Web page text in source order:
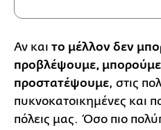
Αν και το μέλλον δεν
προβλέψουμε,
προστατέψουμε, στις
πυκνοκατοικημένες και
πόλεις μας. Όσο πιο